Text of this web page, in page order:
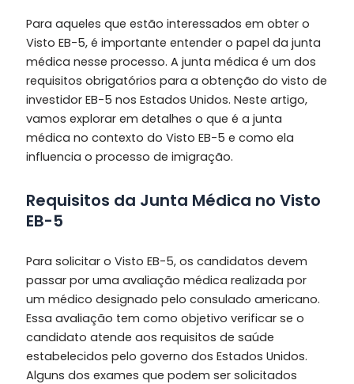
Para aqueles que estão interessados em obter o
Visto EB-5, é importante entender o papel da junta
médica nesse processo. A junta médica é um dos
requisitos obrigatórios para a obtenção do visto de
investidor EB-5 nos Estados Unidos. Neste artigo,
vamos explorar em detalhes o que é a junta
médica no contexto do Visto EB-5 e como ela
influencia o processo de imigração.
Requisitos da Junta Médica no Visto
EB-5
Para solicitar o Visto EB-5, os candidatos devem
passar por uma avaliação médica realizada por
um médico designado pelo consulado americano.
Essa avaliação tem como objetivo verificar se o
candidato atende aos requisitos de saúde
estabelecidos pelo governo dos Estados Unidos.
Alguns dos exames que podem ser solicitados